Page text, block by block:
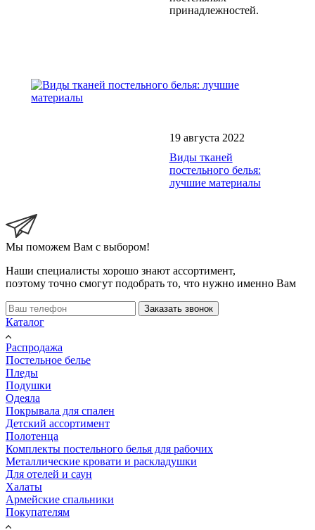
принадлежностей.
19 августа 2022
Виды тканей
постельного белья:
лучшие материалы
Мы поможем Вам с выбором!
Наши специалисты хорошо знают ассортимент,
поэтому точно смогут подобрать то, что нужно именно Вам
Заказать звонок
Каталог
Распродажа
Постельное белье
Пледы
Подушки
Одеяла
Покрывала для спален
Детский ассортимент
Полотенца
Комплекты постельного белья для рабочих
Металлические кровати и раскладушки
Для отелей и саун
Халаты
Армейские спальники
Покупателям